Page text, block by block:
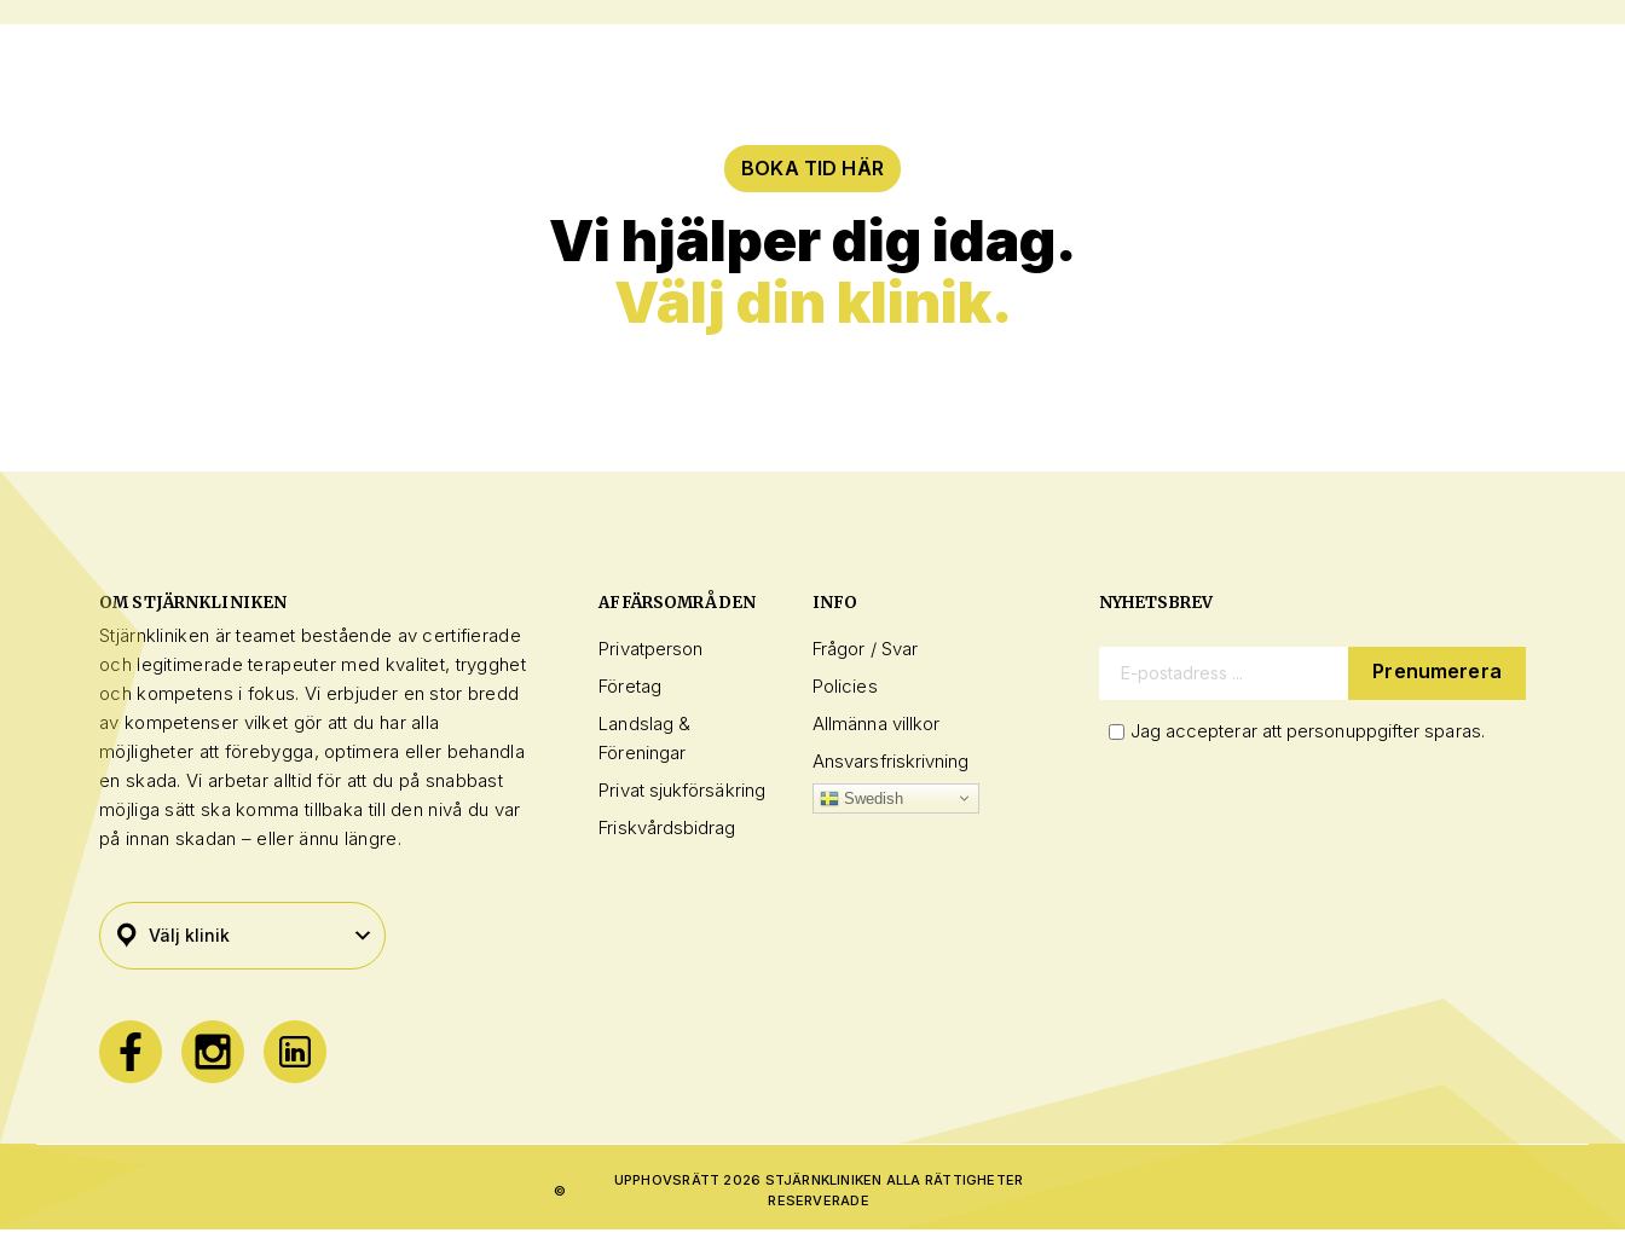
BOKA TID HÄR
Vi hjälper dig idag.
Välj din klinik.
OM STJÄRNKLINIKEN
Stjärnkliniken är teamet bestående av certifierade
och legitimerade terapeuter med kvalitet, trygghet
och kompetens i fokus. Vi erbjuder en stor bredd
av kompetenser vilket gör att du har alla
möjligheter att förebygga, optimera eller behandla
en skada. Vi arbetar alltid för att du på snabbast
möjliga sätt ska komma tillbaka till den nivå du var
på innan skadan – eller ännu längre.
AFFÄRSOMRÅDEN
Privatperson
Företag
Landslag &
Föreningar
Privat sjukförsäkring
Friskvårdsbidrag
INFO
Frågor / Svar
Policies
Allmänna villkor
Ansvarsfriskrivning
Swedish
NYHETSBREV
E-postadress:
Jag accepterar att personuppgifter sparas.
©
UPPHOVSRÄTT 2026 STJÄRNKLINIKEN ALLA RÄTTIGHETER
RESERVERADE